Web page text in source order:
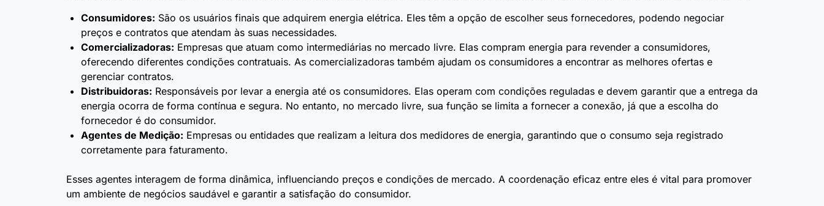
Consumidores: São os usuários finais que adquirem energia elétrica. Eles têm a opção de escolher seus fornecedores, podendo negociar
preços e contratos que atendam às suas necessidades.
Comercializadoras: Empresas que atuam como intermediárias no mercado livre. Elas compram energia para revender a consumidores,
oferecendo diferentes condições contratuais. As comercializadoras também ajudam os consumidores a encontrar as melhores ofertas e
gerenciar contratos.
Distribuidoras: Responsáveis por levar a energia até os consumidores. Elas operam com condições reguladas e devem garantir que a entrega da
energia ocorra de forma contínua e segura. No entanto, no mercado livre, sua função se limita a fornecer a conexão, já que a escolha do
fornecedor é do consumidor.
Agentes de Medição: Empresas ou entidades que realizam a leitura dos medidores de energia, garantindo que o consumo seja registrado
corretamente para faturamento.
Esses agentes interagem de forma dinâmica, influenciando preços e condições de mercado. A coordenação eficaz entre eles é vital para promover
um ambiente de negócios saudável e garantir a satisfação do consumidor.